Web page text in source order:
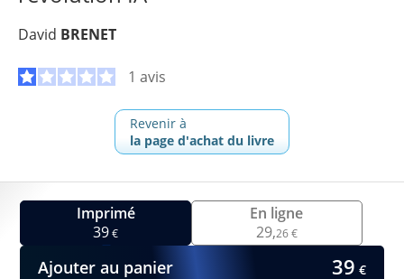
David BRENET
1 avis
Revenir à
la page d'achat du livre
Imprimé
39€
En ligne
29,26 €
Ajouter au panier 39 €